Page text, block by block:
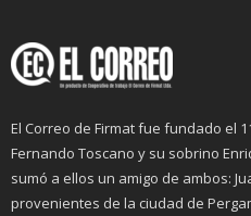
El Correo de Firmat fue fundado el
Fernando Toscano y su sobrino
sumó a ellos un amigo de ambos:
provenientes de la ciudad de